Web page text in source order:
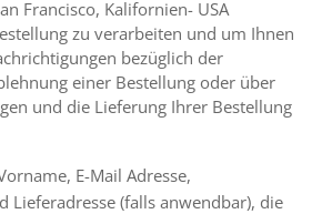
Francisco, Kalifornien- USA
zu verarbeiten und um Ihnen
bezüglich der
einer Bestellung oder über
und die Lieferung Ihrer Bestellung
E-Mail Adresse,
Lieferadresse (falls anwendbar), die